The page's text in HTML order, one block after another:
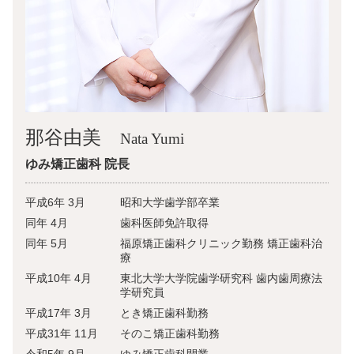
那谷由美 Nata Yumi
ゆみ矯正歯科 院長
平成6年 3月
昭和大学歯学部卒業
同年 4月
歯科医師免許取得
同年 5月
福原矯正歯科クリニック勤務 矯正歯科治
療
平成10年 4月
東北大学大学院歯学研究科 歯内歯周療法
学研究員
平成17年 3月
とき矯正歯科勤務
平成31年 11月
そのこ矯正歯科勤務